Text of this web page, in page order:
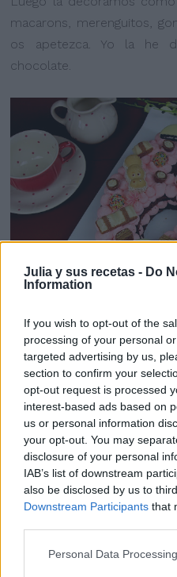
Julia y sus recetas - Do
Information
If you wish to opt-out of the
processing of your personal
targeted advertising by us,
section to confirm your
opt-out request is processed
interest-based ads based on
us or personal information
your opt-out. You may
disclosure of your personal
IAB’s list of downstream
also be disclosed by us to
Downstream Participants that
Personal Data
macarons, merenguitos,
os apetezca. Yo la he
chocolate.
La metemos en el
enfriar al menos 2 horas.
!Queda tan bonita , que da